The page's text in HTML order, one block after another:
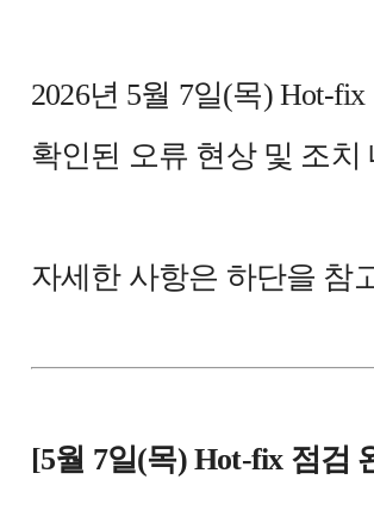
2026년 5월 7일(목) Hot-
확인된 오류 현상 및 조
자세한 사항은 하단을 참
[5월 7일(목) Hot-fix 점검